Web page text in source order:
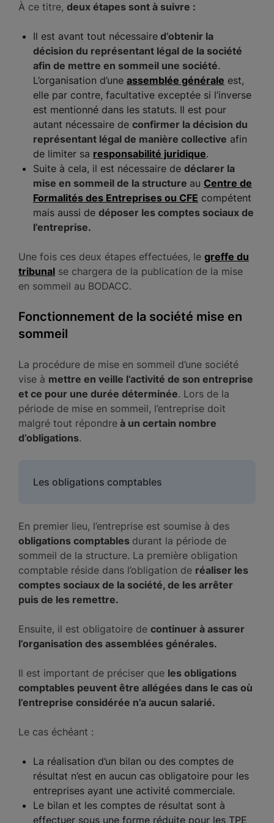
À ce titre, deux étapes sont à suivre :
Il est avant tout nécessaire d’obtenir la
décision du représentant légal de la société
afin de mettre en sommeil une société.
L’organisation d’une assemblée générale est,
elle par contre, facultative exceptée si l’inverse
est mentionné dans les statuts. Il est pour
autant nécessaire de confirmer la décision du
représentant légal de manière collective afin
de limiter sa responsabilité juridique.
Suite à cela, il est nécessaire de déclarer la
mise en sommeil de la structure au Centre de
Formalités des Entreprises ou CFE compétent
mais aussi de déposer les comptes sociaux de
l’entreprise.
Une fois ces deux étapes effectuées, le greffe du
tribunal se chargera de la publication de la mise
en sommeil au BODACC.
Fonctionnement de la société mise en
sommeil
La procédure de mise en sommeil d’une société
vise à mettre en veille l’activité de son entreprise
et ce pour une durée déterminée. Lors de la
période de mise en sommeil, l’entreprise doit
malgré tout répondre à un certain nombre
d’obligations.
Les obligations comptables
En premier lieu, l’entreprise est soumise à des
obligations comptables durant la période de
sommeil de la structure. La première obligation
comptable réside dans l’obligation de réaliser les
comptes sociaux de la société, de les arrêter
puis de les remettre.
Ensuite, il est obligatoire de continuer à assurer
l’organisation des assemblées générales.
Il est important de préciser que les obligations
comptables peuvent être allégées dans le cas où
l’entreprise considérée n’a aucun salarié.
Le cas échéant :
La réalisation d’un bilan ou des comptes de
résultat n’est en aucun cas obligatoire pour les
entreprises ayant une activité commerciale.
Le bilan et les comptes de résultat sont à
effectuer sous une forme réduite pour les TPE